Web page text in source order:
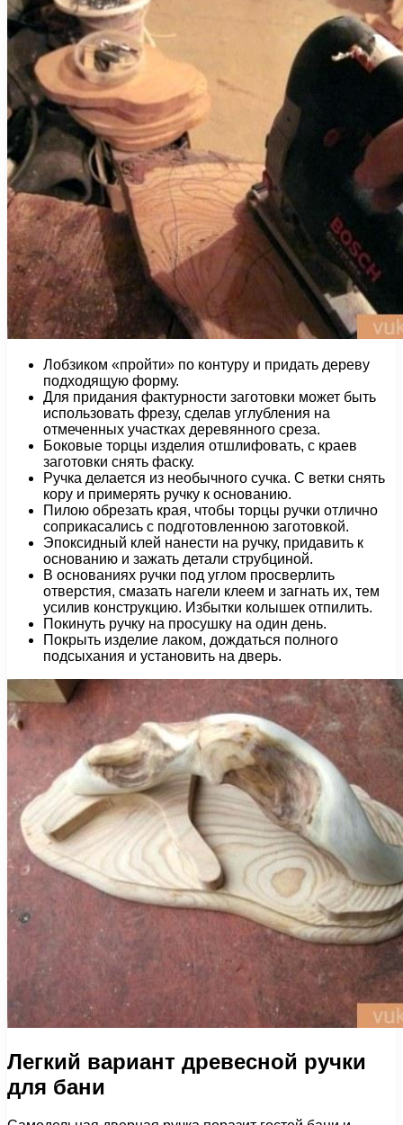
Лобзиком «пройти» по контуру и придать дереву
подходящую форму.
Для придания фактурности заготовки может быть
использовать фрезу, сделав углубления на
отмеченных участках деревянного среза.
Боковые торцы изделия отшлифовать, с краев
заготовки снять фаску.
Ручка делается из необычного сучка. С ветки снять
кору и примерять ручку к основанию.
Пилою обрезать края, чтобы торцы ручки отлично
соприкасались с подготовленною заготовкой.
Эпоксидный клей нанести на ручку, придавить к
основанию и зажать детали струбциной.
В основаниях ручки под углом просверлить
отверстия, смазать нагели клеем и загнать их, тем
усилив конструкцию. Избытки колышек отпилить.
Покинуть ручку на просушку на один день.
Покрыть изделие лаком, дождаться полного
подсыхания и установить на дверь.
Легкий вариант древесной ручки
для бани